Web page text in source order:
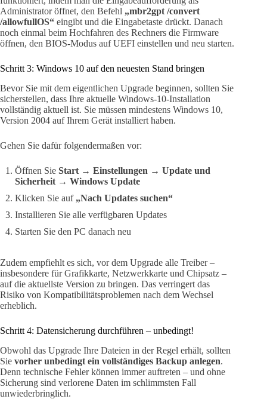
Administrator öffnet, den Befehl „mbr2gpt /convert
/allowfullOS“ eingibt und die Eingabetaste drückt. Danach
noch einmal beim Hochfahren des Rechners die Firmware
öffnen, den BIOS-Modus auf UEFI einstellen und neu starten.
Schritt 3: Windows 10 auf den neuesten Stand bringen
Bevor Sie mit dem eigentlichen Upgrade beginnen, sollten Sie
sicherstellen, dass Ihre aktuelle Windows-10-Installation
vollständig aktuell ist. Sie müssen mindestens Windows 10,
Version 2004 auf Ihrem Gerät installiert haben.
Gehen Sie dafür folgendermaßen vor:
Öffnen Sie Start → Einstellungen → Update und
Sicherheit → Windows Update
Klicken Sie auf „Nach Updates suchen“
Installieren Sie alle verfügbaren Updates
Starten Sie den PC danach neu
Zudem empfiehlt es sich, vor dem Upgrade alle Treiber –
insbesondere für Grafikkarte, Netzwerkkarte und Chipsatz –
auf die aktuellste Version zu bringen. Das verringert das
Risiko von Kompatibilitätsproblemen nach dem Wechsel
erheblich.
Schritt 4: Datensicherung durchführen – unbedingt!
Obwohl das Upgrade Ihre Dateien in der Regel erhält, sollten
Sie vorher unbedingt ein vollständiges Backup anlegen.
Denn technische Fehler können immer auftreten – und ohne
Sicherung sind verlorene Daten im schlimmsten Fall
unwiederbringlich.